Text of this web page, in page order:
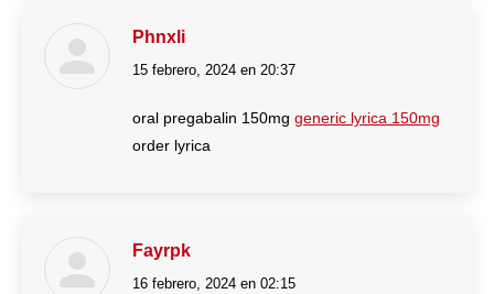
Phnxli
dice:
15 febrero, 2024 en 20:37
oral pregabalin 150mg generic lyrica 150mg
order lyrica
Fayrpk
dice:
16 febrero, 2024 en 02:15